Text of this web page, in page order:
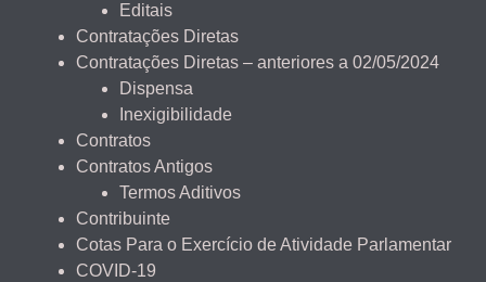
Editais
Contratações Diretas
Contratações Diretas – anteriores a 02/05/2024
Dispensa
Inexigibilidade
Contratos
Contratos Antigos
Termos Aditivos
Contribuinte
Cotas Para o Exercício de Atividade Parlamentar
COVID-19